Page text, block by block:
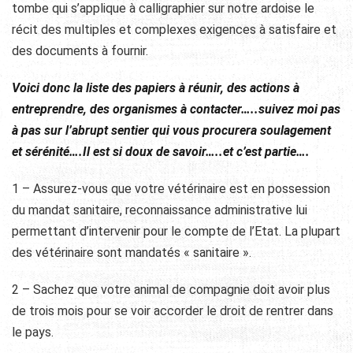
tombe qui s’applique à calligraphier sur notre ardoise le
récit des multiples et complexes exigences à satisfaire et
des documents à fournir.
Voici donc la liste des papiers à réunir, des actions à
entreprendre, des organismes à contacter…..suivez moi pas
à pas sur l’abrupt sentier qui vous procurera soulagement
et sérénité….Il est si doux de savoir…..et c’est partie….
1 – Assurez-vous que votre vétérinaire est en possession
du mandat sanitaire, reconnaissance administrative lui
permettant d’intervenir pour le compte de l’Etat. La plupart
des vétérinaire sont mandatés « sanitaire ».
2 – Sachez que votre animal de compagnie doit avoir plus
de trois mois pour se voir accorder le droit de rentrer dans
le pays.